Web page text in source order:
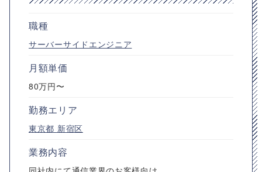
職種
サーバーサイドエンジニア
月額単価
80万円〜
勤務エリア
東京都 新宿区
業務内容